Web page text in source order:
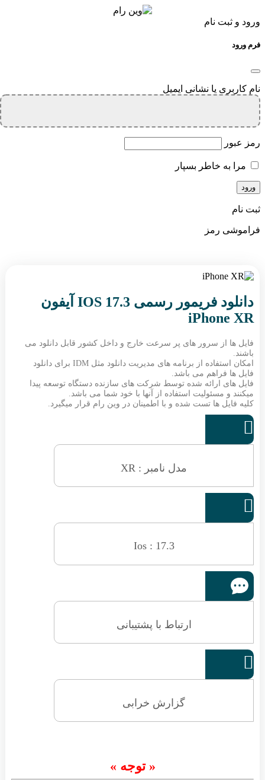
ورود و ثبت نام
فرم ورود
نام کاربری یا نشانی ایمیل
رمز عبور
مرا به خاطر بسپار
ثبت نام
فراموشی رمز
دانلود فریمور رسمی IOS 17.3 آیفون
iPhone XR
فایل ها از سرور های پر سرعت خارج و داخل کشور قابل دانلود می
باشند.
امکان استفاده از برنامه های مدیریت دانلود مثل IDM برای دانلود
فایل ها فراهم می باشد.
فایل های ارائه شده توسط شرکت های سازنده دستگاه توسعه پیدا
میکنند و مسئولیت استفاده از آنها با خود شما می باشد.
کلیه فایل ها تست شده و با اطمینان در وین رام قرار میگیرد.

مدل نامبر : XR

Ios : 17.3
ارتباط با پشتیبانی

گزارش خرابی
« توجه »